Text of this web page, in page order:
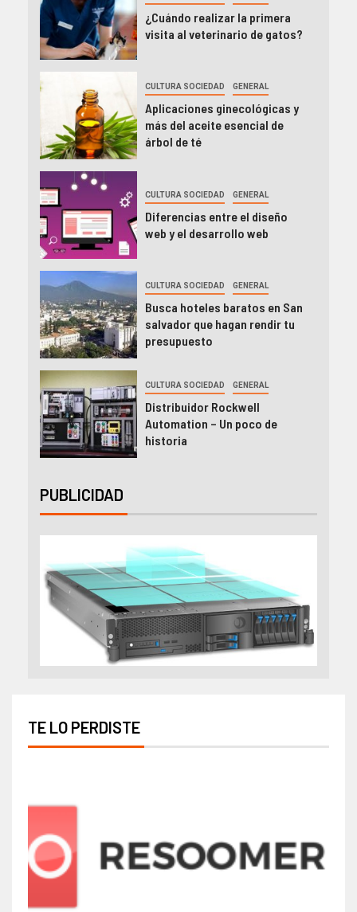
¿Cuándo realizar la primera
visita al veterinario de gatos?
CULTURA SOCIEDAD GENERAL
Aplicaciones ginecológicas y
más del aceite esencial de
árbol de té
CULTURA SOCIEDAD GENERAL
Diferencias entre el diseño
web y el desarrollo web
CULTURA SOCIEDAD GENERAL
Busca hoteles baratos en San
salvador que hagan rendir tu
presupuesto
CULTURA SOCIEDAD GENERAL
Distribuidor Rockwell
Automation – Un poco de
historia
PUBLICIDAD
TE LO PERDISTE